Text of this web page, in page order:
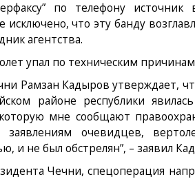
по телефону источник
исключено, что эту банду
агентства.
упал по техническим причинам
Рамзан Кадыров утверждает,
районе республики явилась
мне сообщают
очевидцев,
и не был обстрелян”, – заявил
Чечни, спецоперация